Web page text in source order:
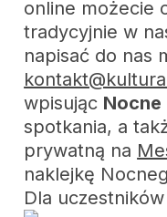
online możecie
tradycyjnie w
napisać do nas
wpisując
spotkania, a
prywatną na
naklejkę
Dla